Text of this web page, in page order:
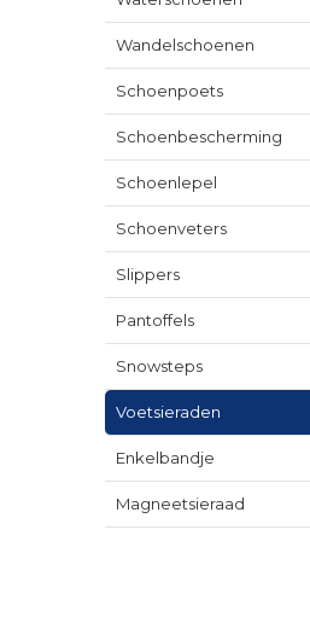
Wandelschoenen
Schoenpoets
Schoenbescherming
Schoenlepel
Schoenveters
Slippers
Pantoffels
Snowsteps
Voetsieraden
Enkelbandje
Magneetsieraad